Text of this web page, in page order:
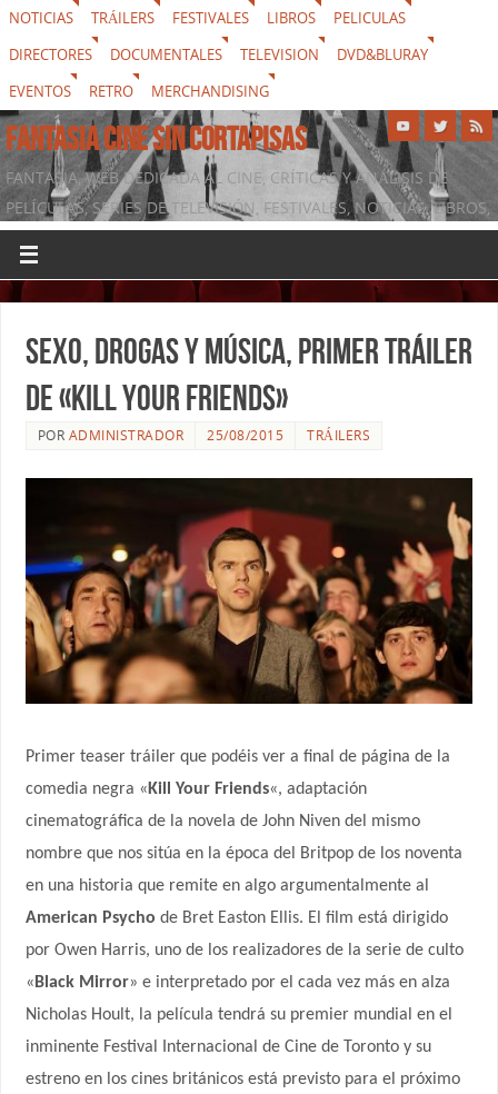
NOTICIAS TRÁILERS FESTIVALES LIBROS
PELICULAS
DIRECTORES
DOCUMENTALES TELEVISION
DVD&BLURAY
EVENTOS
RETRO MERCHANDISING
FANTASIA CINE SIN CORTAPISAS
FANTASIA, WEB DEDICADA AL CINE, CRÍTICAS Y ANÁLISIS DE
PELÍCULAS, SERIES DE TELEVISIÓN, FESTIVALES, NOTICIAS, LIBROS,
DVD & BLURAY, MERCHANDISING Y TODO LO QUE RODEA AL
SÉPTIMO ARTE
Sexo, drogas y música, primer tráiler
de «Kill Your Friends»
POR ADMINISTRADOR 25/08/2015 TRÁILERS
Primer teaser tráiler que podéis ver a final de página de la
comedia negra «Kill Your Friends«, adaptación
cinematográfica de la novela de John Niven del mismo
nombre que nos sitúa en la época del Britpop de los noventa
en una historia que remite en algo argumentalmente al
American Psycho de Bret Easton Ellis. El film está dirigido
por Owen Harris, uno de los realizadores de la serie de culto
« Black Mirror» e interpretado por el cada vez más en alza
Nicholas Hoult, la película tendrá su premier mundial en el
inminente Festival Internacional de Cine de Toronto y su
estreno en los cines británicos está previsto para el próximo